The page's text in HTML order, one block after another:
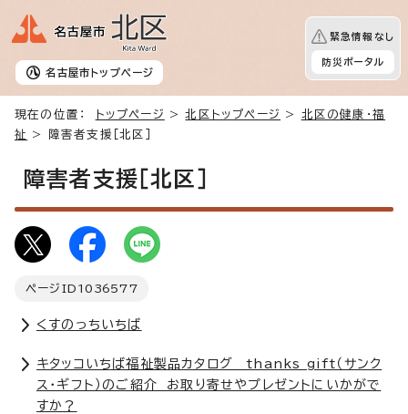
名古屋市 トップページ
緊急情報なし
防災ポータル
現在の位置： トップページ >北区トップページ > 北区の健康・福
祉
> 障害者支援［北区］
障害者支援［北区］
ページID 1036577
くすのっちいちば
キタッコいちば福祉製品カタログ thanks gift（サンク
ス・ギフト）のご紹介 お取り寄せやプレゼントにいかがで
すか？